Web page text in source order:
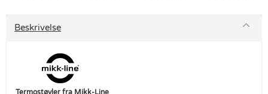
Beskrivelse
Termostøvler fra Mikk-Line